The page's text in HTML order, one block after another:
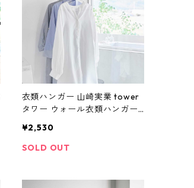
衣類ハンガー 山崎実業 tower
タワー ウォール衣類ハンガー
ラック
¥2,530
SOLD OUT